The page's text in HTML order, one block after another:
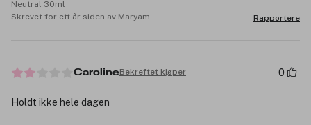
Neutral 30ml
Skrevet for ett år siden av Maryam
Rapportere
CarolineBekreftet kjøper 0
Holdt ikke hele dagen